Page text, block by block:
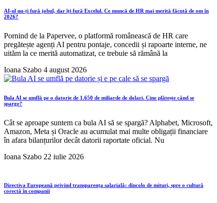
AI-ul nu-ți fură jobul, dar îți fură Excelul. Ce muncă de HR mai merită făcută de om în
2026?
Pornind de la Papervee, o platformă românească de HR care
pregătește agenți AI pentru pontaje, concedii și rapoarte interne, ne
uităm la ce merită automatizat, ce trebuie să rămână la
Ioana Szabo 4 august 2026
Bula AI se umflă pe o datorie de 1.650 de miliarde de dolari. Cine plătește când se
sparge?
Cât se aproape suntem ca bula AI să se spargă? Alphabet, Microsoft,
Amazon, Meta și Oracle au acumulat mai multe obligații financiare
în afara bilanțurilor decât datorii raportate oficial. Nu
Ioana Szabo 22 iulie 2026
Directiva Europeană privind transparența salarială: dincolo de mituri, spre o cultură
corectă în companii